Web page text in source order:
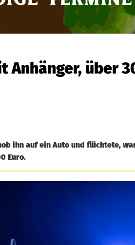
über
ihn auf ein Auto und flüchtete,
Euro.